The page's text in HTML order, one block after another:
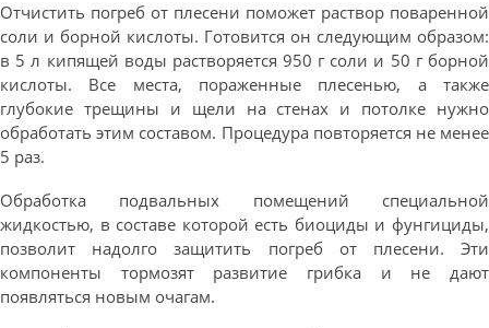
Отчистить погреб от плесени поможет раствор поваренной
соли и борной кислоты. Готовится он следующим образом:
в 5 л кипящей воды растворяется 950 г соли и 50 г борной
кислоты. Все места, пораженные плесенью, а также
глубокие трещины и щели на стенах и потолке нужно
обработать этим составом. Процедура повторяется не менее
5 раз.
Обработка подвальных помещений специальной
жидкостью, в составе которой есть биоциды и фунгициды,
позволит надолго защитить погреб от плесени. Эти
компоненты тормозят развитие грибка и не дают
появляться новым очагам.